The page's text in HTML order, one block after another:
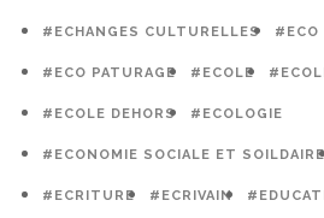
#ECHANGES CULTURELLES #ECO
#ECO PATURAGE #ECOLE
#ECOLE DEHORS #ECOLOGIE
#ECONOMIE SOCIALE ET SOILDAIRE
#ECRITURE #ECRIVAIN